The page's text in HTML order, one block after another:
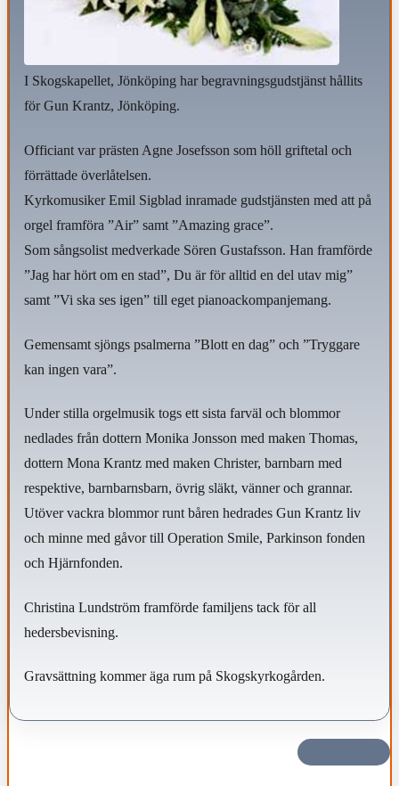
I Skogskapellet, Jönköping har begravningsgudstjänst hållits
för Gun Krantz, Jönköping.
Officiant var prästen Agne Josefsson som höll griftetal och
förrättade överlåtelsen.
Kyrkomusiker Emil Sigblad inramade gudstjänsten med att på
orgel framföra ”Air” samt ”Amazing grace”.
Som sångsolist medverkade Sören Gustafsson. Han framförde
”Jag har hört om en stad”, Du är för alltid en del utav mig”
samt ”Vi ska ses igen” till eget pianoackompanjemang.
Gemensamt sjöngs psalmerna ”Blott en dag” och ”Tryggare
kan ingen vara”.
Under stilla orgelmusik togs ett sista farväl och blommor
nedlades från dottern Monika Jonsson med maken Thomas,
dottern Mona Krantz med maken Christer, barnbarn med
respektive, barnbarnsbarn, övrig släkt, vänner och grannar.
Utöver vackra blommor runt båren hedrades Gun Krantz liv
och minne med gåvor till Operation Smile, Parkinson fonden
och Hjärnfonden.
Christina Lundström framförde familjens tack för all
hedersbevisning.
Gravsättning kommer äga rum på Skogskyrkogården.